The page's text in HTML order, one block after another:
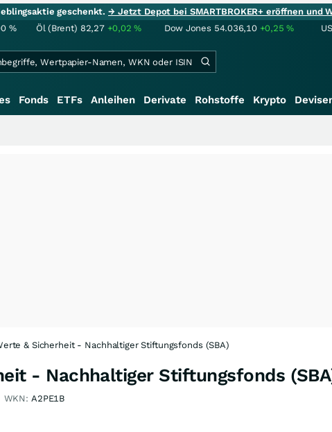
geschenkt.→ Jetzt Depot bei SMARTBROKER+ eröffnen und
% Öl (Brent) 82,27 +0,02% Dow Jones 54.036,10 +0,25%
Fonds ETFs Anleihen Derivate Rohstoffe Krypto
& Sicherheit - Nachhaltiger Stiftungsfonds (SBA)
- Nachhaltiger Stiftungsfonds
WKN: A2PE1B